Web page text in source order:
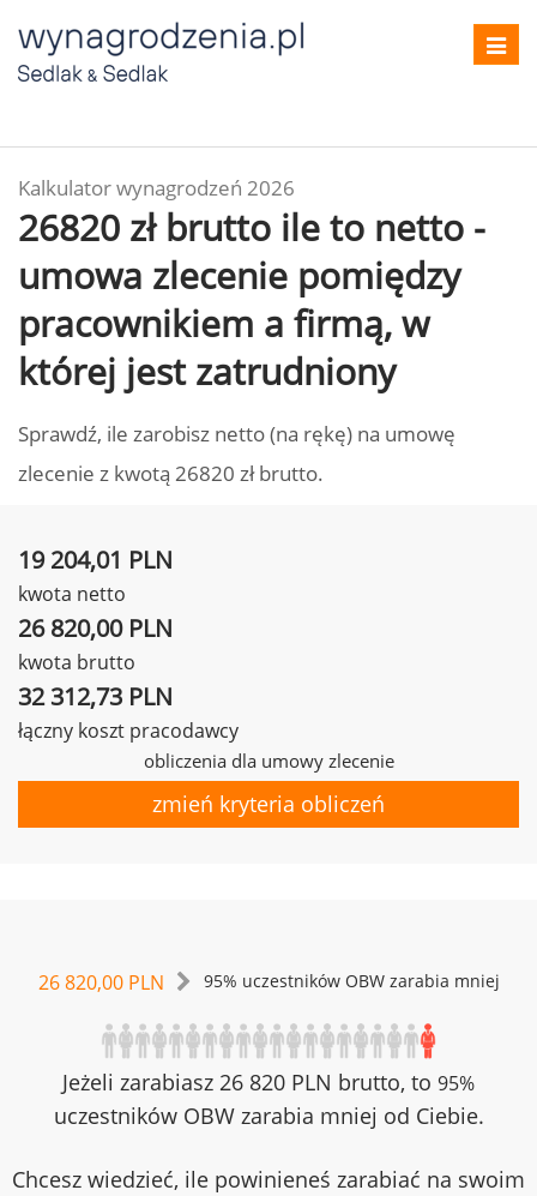
Kalkulator wynagrodzeń 2026
26820 zł brutto ile to netto -
umowa zlecenie pomiędzy
pracownikiem a firmą, w
której jest zatrudniony
Sprawdź, ile zarobisz netto (na rękę) na umowę
zlecenie z kwotą 26820 zł brutto.
19 204,01 PLN
kwota netto
26 820,00 PLN
kwota brutto
32 312,73 PLN
łączny koszt pracodawcy
obliczenia dla umowy zlecenie
zmień kryteria obliczeń
26 820,00 PLN 95% uczestników OBW zarabia mniej
Jeżeli zarabiasz 26 820 PLN brutto, to 95%
uczestników OBW zarabia mniej od Ciebie.
Chcesz wiedzieć, ile powinieneś zarabiać na swoim